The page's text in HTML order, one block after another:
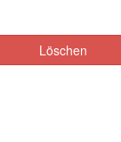
Löschen